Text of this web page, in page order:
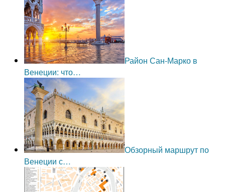
Район Сан-Марко в
Венеции: что…
Обзорный маршрут по
Венеции с…